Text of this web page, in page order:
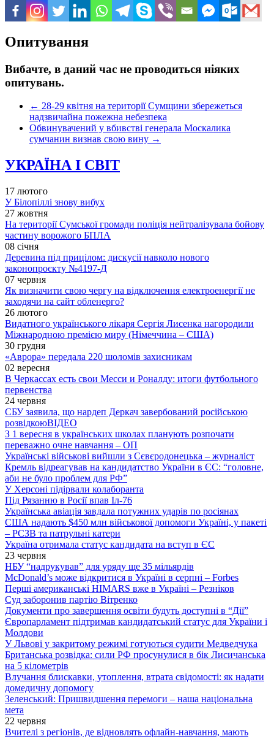
Опитування
Вибачте, в даний час не проводиться ніяких
опитувань.
← 28-29 квітня на території Сумщини збережеться
надзвичайна пожежна небезпека
Обвинувачений у вбивстві генерала Москалика
сумчанин визнав свою вину →
УКРАЇНА І СВІТ
17 лютого
У Білопіллі знову вибух
27 жовтня
На території Сумської громади поліція нейтралізувала бойову
частину ворожого БПЛА
08 січня
Деревина під прицілом: дискусії навколо нового
законопроєкту №4197-Д
07 червня
Як визначити свою чергу на відключення електроенергії не
заходячи на сайт обленерго?
26 лютого
Видатного українського лікаря Сергія Лисенка нагородили
Міжнародною премією миру (Німеччина – США)
30 грудня
«Аврора» передала 220 шоломів захисникам
02 вересня
В Черкассах есть свои Месси и Роналду: итоги футбольного
первенства
24 червня
СБУ заявила, що нардеп Деркач завербований російською
розвідкоюВІДЕО
З 1 вересня в українських школах планують розпочати
переважно очне навчання – ОП
Українські військові вийшли з Сєвєродонецька – журналіст
Кремль відреагував на кандидатство України в ЄС: “головне,
аби не було проблем для РФ”
У Херсоні підірвали колаборанта
Під Рязанню в Росії впав Іл-76
Українська авіація завдала потужних ударів по росіянах
США надають $450 млн військової допомоги Україні, у пакеті
– РСЗВ та патрульні катери
Україна отримала статус кандидата на вступ в ЄС
23 червня
НБУ “надрукував” для уряду ще 35 мільярдів
McDonald’s може відкритися в Україні в серпні – Forbes
Перші американські HIMARS вже в Україні – Резніков
Суд заборонив партію Вітренко
Документи про завершення освіти будуть доступні в “Дії”
Європарламент підтримав кандидатський статус для України і
Молдови
У Львові у закритому режимі готуються судити Медведчука
Британська розвідка: сили РФ просунулися в бік Лисичанська
на 5 кілометрів
Влучання блискавки, утоплення, втрата свідомості: як надати
домедичну допомогу
Зеленський: Пришвидшення перемоги – наша національна
мета
22 червня
Вчителі з регіонів, де відновлять офлайн-навчання, мають